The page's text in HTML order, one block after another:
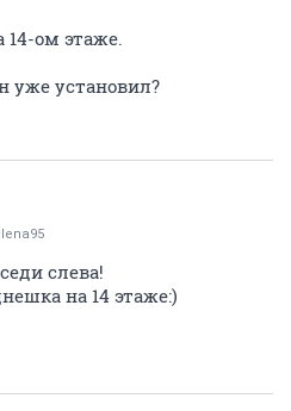
ом этаже.
уже установил?
слева!
на 14 этаже:)